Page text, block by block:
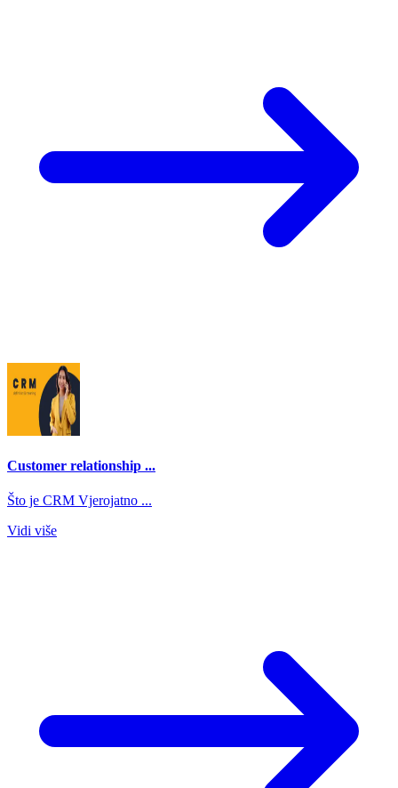
Customer relationship ...
Što je CRM Vjerojatno ...
Vidi više